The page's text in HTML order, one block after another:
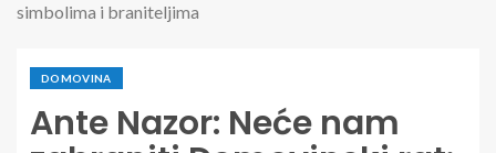
simbolima i braniteljima
DOMOVINA
Ante Nazor: Neće nam